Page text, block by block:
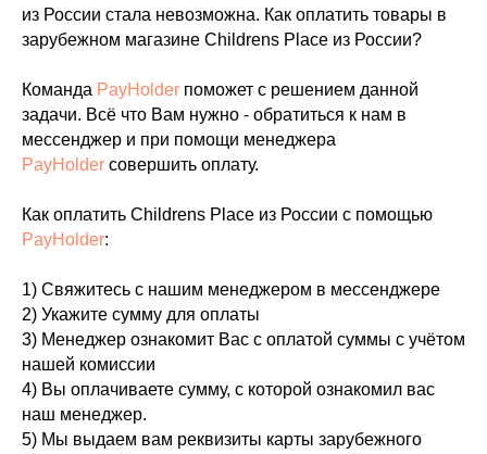
из России стала невозможна. Как оплатить товары в
зарубежном магазине Childrens Place из России?
Команда PayHolder поможет с решением данной
задачи. Всё что Вам нужно - обратиться к нам в
мессенджер и при помощи менеджера
PayHolder совершить оплату.
Как оплатить Childrens Place из России с помощью
PayHolder:
1) Свяжитесь с нашим менеджером в мессенджере
2) Укажите сумму для оплаты
3) Менеджер ознакомит Вас с оплатой суммы с учётом
нашей комиссии
4) Вы оплачиваете сумму, с которой ознакомил вас
наш менеджер.
5) Мы выдаем вам реквизиты карты зарубежного